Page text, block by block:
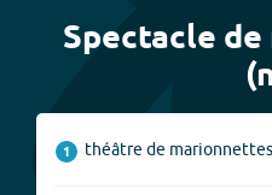
Spectacle
1 théâtre de marionnettes.